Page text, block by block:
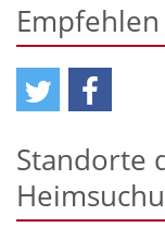
Standorte